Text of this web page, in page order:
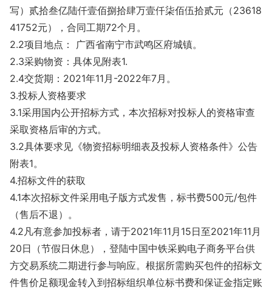
写）贰拾叁亿陆仟壹佰捌拾肆万壹仟柒佰伍拾贰元（23618
41752元），合同工期72个月。
2.2项目地点： 广西省南宁市武鸣区府城镇。
2.3采购物资：具体见附表1.
2.4交货期：2021年11月-2022年7月。
3.投标人资格要求
3.1采用国内公开招标方式，本次招标对投标人的资格审查
采取资格后审的方式。
3.2具体要求见《物资招标明细表及投标人资格条件》公告
附表1。
4.招标文件的获取
4.1本次招标文件采用电子版方式发售，标书费500元/包件
（售后不退）。
4.2凡有意参加投标者，请于2021年11月15日至2021年11月
20日（节假日休息），登陆中国中铁采购电子商务平台供
方交易系统二期进行参与响应。根据所需购买包件的招标文
件售价足额现金转入到招标组织单位标书费和保证金指定账